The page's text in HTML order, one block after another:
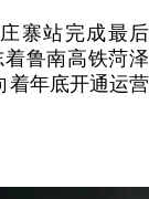
寨站完成最后
着鲁南高铁菏泽
着年底开通运营